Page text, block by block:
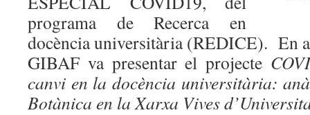
programa de Recerca en
docència universitària (REDICE). En
GIBAF va presentar el projecte
canvi en la docència universitària:
Botànica en la Xarxa Vives